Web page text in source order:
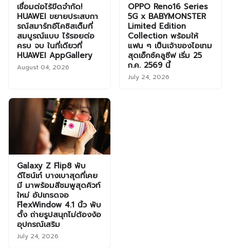
เชื่อมต่อไร้ขีดจำกัด!
HUAWEI ขยายประสบกา
รณ์สมาร์ทอีโคซิสเต็มที่
สมบูรณ์แบบ ไร้รอยต่อ
ครบ จบ ในที่เดียวที่
HUAWEI AppGallery
August 04, 2026
OPPO Reno16 Series
5G x BABYMONSTER
Limited Edition
Collection พร้อมให้
แฟน ๆ เป็นเจ้าของไอเทม
สุดเอ็กซ์คลูซีฟ เริ่ม 25
ก.ค. 2569 นี้
July 24, 2026
Galaxy Z Flip8 พับ
ดีไซน์เก๋ บางเบาสุดที่เคย
มี มาพร้อมสีชมพูสุดคิวท์
ใหม่ อัปเกรดจอ
FlexWindow 4.1 นิ้ว พับ
ตั้ง ถ่ายรูปสนุกไม่ต้องง้อ
อุปกรณ์เสริม
July 24, 2026